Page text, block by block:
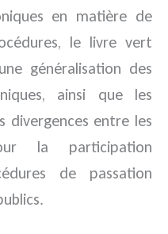
en matière de
le livre vert
généralisation des
ainsi que les
divergences entre les
la participation
de passation